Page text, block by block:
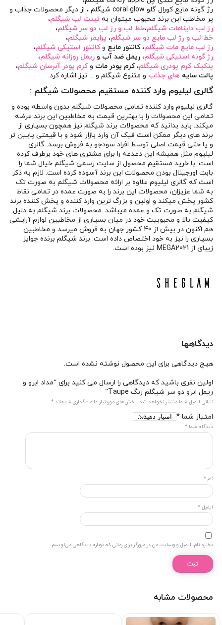
رژ گونه مایع کورال گلو coral glow شیگلم
، از دیگر محصولات جذاب و
پر مخاطب این برند محبوب میتوان به تینت لب شیگلم،
رژ لب داینامات شیگلم،خط لب و رژ لب دو سر شیگلم،
خط لب و رژ لب مایع دو سر شیگلم، پرایمر شیگلم،
رژ لب مایع مات شیگلم،کانتور مایع وکانتور استیکی شیگلم،
رژ گونه استیکی شیگلم، ریمل ضد آب و ریمل روزانه شیگلم،
پنکیک کرم پودری شیگلم،کرم پودر مات وکرم پودر آبرسان شیگلم،
پالت سایه های جذاب و متنوع شیگلم و ... نیز اشاره کرد.
گالری لیلیوم وارد کننده مستقیم محصولات شیگلم :
گالری لیلیوم وارد کننده تمامی محصولات شیگلم بدون واسطه بوده و
تمامی این محصولات را با بهترین قیمت به مخاطبین این برند عرضه
میکند. باید بدانید که محصولات برند شیگلم نیز همچون بسیاری از
برند های دیگر ممکن است فیک آن وارد بازار شود و با قیمتی پایین تر
و یا حتی قیمت اصلی توسط افراد سودجو به فروش برسد. گالری
لیلیوم مثل همیشه این دغدغه را برای مشتری های خود برطرف کرده
است. با خرید مستقیم محصول از سایت رسمی شیگلم خیال شما را
بابت اورجینال بودن محصولات این برند آسوده کرده است. لازم به ذکر
است که گالری لیلیوم علاوه بر ارائه محصولات شیگلم به صورت تک
به شما عزیزان، محصولات این برند را به صورت عمده در تمامی نقاط
کشور پخش میکند و اولین و بزرگ ترین وارد کننده و پخش کننده برند
شیگلم به صورت تک و عمده میباشد. محصولات برند شیگلم به دلیل
کیفیت بالا و محبوبیت خود در میان بسیاری از مخاطبین لوازم آرایشی
هم اکنون در بیش از 40 کشور جهان به فروش میرسد و مخاطبین
بسیاری را نیز به خود اختصاص داده است. برند شیگلم برنده جوایز
زیبای از MEGA2021 نیز بوده است.
دیدگاهها
هیچ دیدگاهی برای این محصول نوشته نشده است.
اولین نفری باشید که دیدگاهی را ارسال می کنید برای “مداد ابرو و
ریمل ابرو دو سر شیگلم رنگ Taupe”
نشانی ایمیل شما منتشر نخواهد شد. بخش‌های موردنیاز علامت‌گذاری شده‌اند *
امتیاز شما *
دیدگاه شما *
نام *
ایمیل *
ذخیره نام، ایمیل و وبسایت من در مرورگر برای زمانی که دوباره دیدگاهی می‌نویسم.
محصولات مشابه